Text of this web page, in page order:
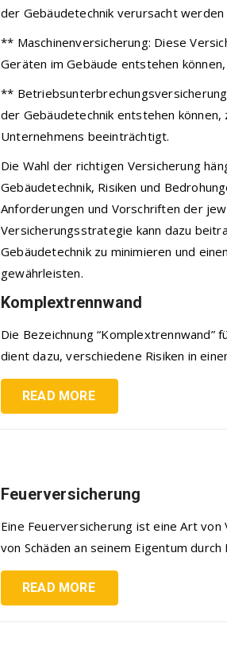
der Gebäudetechnik verursacht
** Maschinenversicherung: Diese
Geräten im Gebäude entstehen
**
der Gebäudetechnik entstehen
Unternehmens beeinträchtigt.
Die Wahl der richtigen Versicherung
Gebäudetechnik, Risiken und
Anforderungen und Vorschriften der
Versicherungsstrategie kann dazu
Gebäudetechnik zu minimieren und
gewährleisten.
Komplextrennwand
Die Bezeichnung “Komplextrennwand”
dient dazu, verschiedene Risiken in
READ MORE
Feuerversicherung
Eine Feuerversicherung ist eine Art von
von Schäden an seinem Eigentum durch
READ MORE